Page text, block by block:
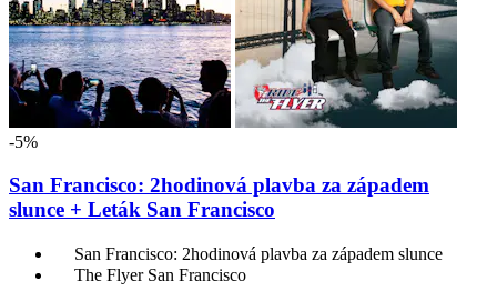
-5%
San Francisco: 2hodinová plavba za západem
slunce + Leták San Francisco
San Francisco: 2hodinová plavba za západem slunce
The Flyer San Francisco